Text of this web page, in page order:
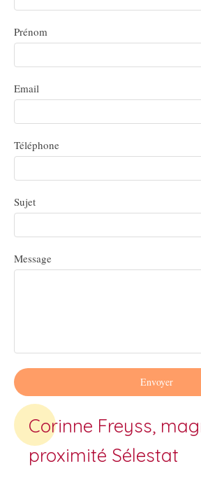
Prénom
Email
Téléphone
Sujet
Message
Envoyer
Corinne Freyss,
proximité Sélestat